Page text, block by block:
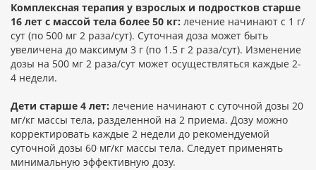
Комплексная терапия у взрослых и подростков старше
16 лет с массой тела более 50 кг: лечение начинают с 1 г/
сут (по 500 мг 2 раза/сут). Суточная доза может быть
увеличена до максимум 3 г (по 1.5 г 2 раза/сут). Изменение
дозы на 500 мг 2 раза/сут может осуществляться каждые 2-
4 недели.
Дети старше 4 лет: лечение начинают с суточной дозы 20
мг/кг массы тела, разделенной на 2 приема. Дозу можно
корректировать каждые 2 недели до рекомендуемой
суточной дозы 60 мг/кг массы тела. Следует применять
минимальную эффективную дозу.